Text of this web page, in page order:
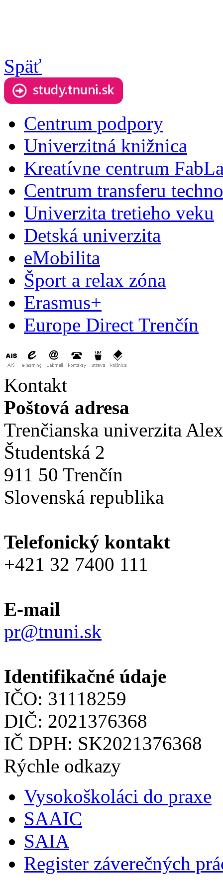
Späť
Centrum podpory
Univerzitná knižnica
Kreatívne centrum
Centrum transferu
Univerzita tretieho veku
Detská univerzita
eMobilita
Šport a relax zóna
Erasmus+
Europe Direct Trenčín
Kontakt
Poštová adresa
Trenčianska univerzita
Študentská 2
911 50 Trenčín
Slovenská republika
Telefonický kontakt
+421 32 7400 111
E-mail
pr@tnuni.sk
Identifikačné údaje
IČO: 31118259
DIČ: 2021376368
IČ DPH: SK2021376368
Rýchle odkazy
Vysokoškoláci do praxe
SAAIC
SAIA
Register záverečných